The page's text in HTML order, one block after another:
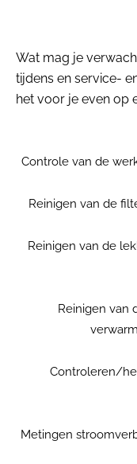
Wat mag je
tijdens en service-
het voor je even op
Controle van de
Reinigen van de
Reinigen van de
Reinigen van
Controleren/
Metingen